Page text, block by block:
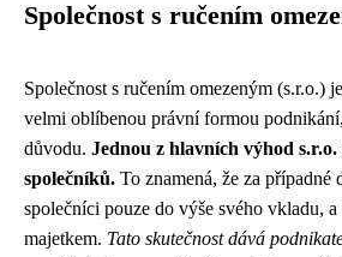
Společnost s ručením
Společnost s ručením omezeným (s.r.o.)
velmi oblíbenou právní formou
důvodu. Jednou z hlavních výhod s.r.o.
společníků. To znamená, že za případné
společníci pouze do výše svého vkladu,
majetkem. Tato skutečnost dává